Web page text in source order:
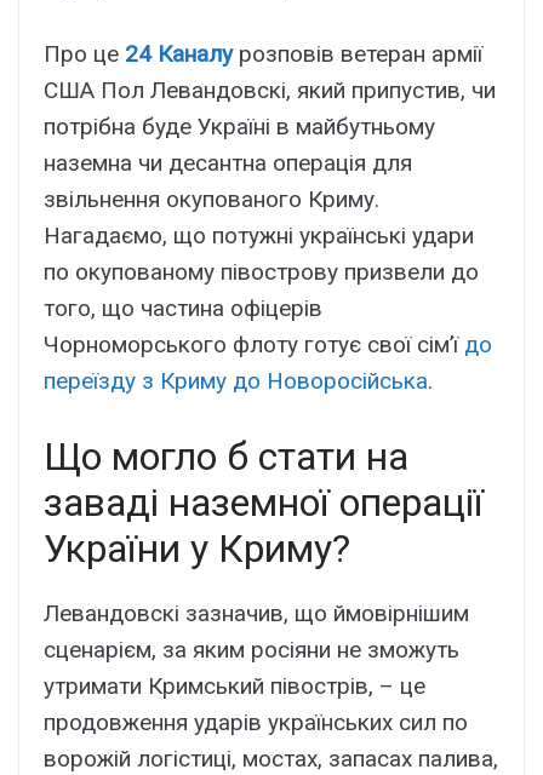
Про це 24 Каналу розповів ветеран армії
США Пол Левандовскі, який припустив, чи
потрібна буде Україні в майбутньому
наземна чи десантна операція для
звільнення окупованого Криму.
Нагадаємо, що потужні українські удари
по окупованому півострову призвели до
того, що частина офіцерів
Чорноморського флоту готує свої сім’ї до
переїзду з Криму до Новоросійська.
Що могло б стати на
заваді наземної операції
України у Криму?
Левандовскі зазначив, що ймовірнішим
сценарієм, за яким росіяни не зможуть
утримати Кримський півострів, – це
продовження ударів українських сил по
ворожій логістиці, мостах, запасах палива,